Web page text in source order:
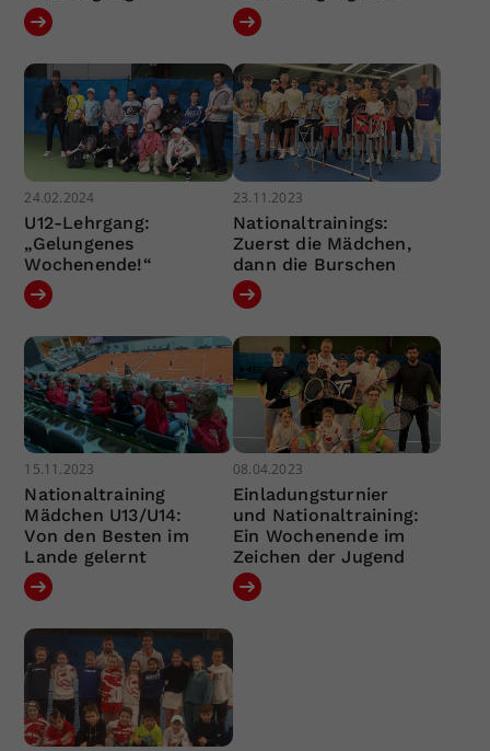
24.02.2024
U12-Lehrgang:
„Gelungenes
Wochenende!“
23.11.2023
Nationaltrainings:
Zuerst die Mädchen,
dann die Burschen
15.11.2023
Nationaltraining
Mädchen U13/U14:
Von den Besten im
Lande gelernt
08.04.2023
Einladungsturnier
und Nationaltraining:
Ein Wochenende im
Zeichen der Jugend